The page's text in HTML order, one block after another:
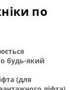
по
будь-який
(для